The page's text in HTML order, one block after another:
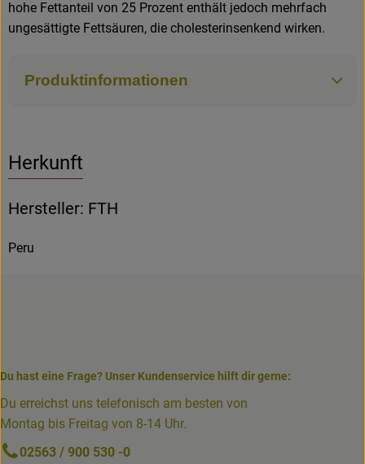
hohe Fettanteil von 25 Prozent enthält jedoch mehrfach
ungesättigte Fettsäuren, die cholesterinsenkend wirken.
Produktinformationen
Herkunft
Hersteller: FTH
Peru
Du hast eine Frage? Unser Kundenservice hilft dir gerne:
Du erreichst uns telefonisch am besten von
Montag bis Freitag von 8-14 Uhr.
02563 / 900 530 -0